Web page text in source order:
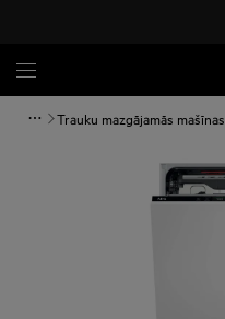
Trauku mazgājamās mašīnas